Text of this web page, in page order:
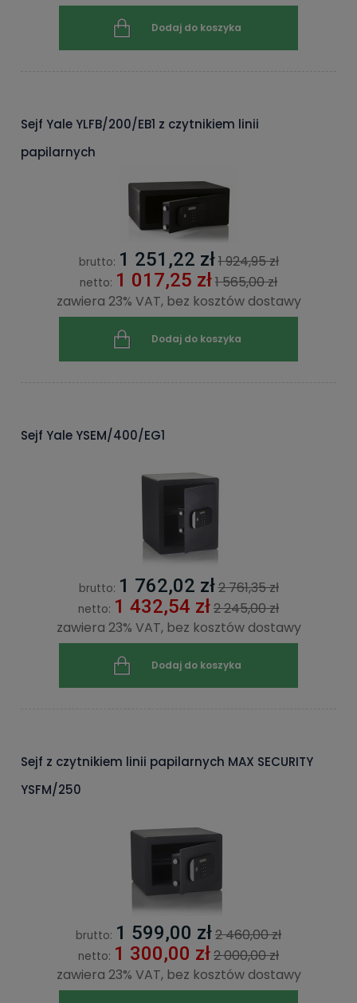
Dodaj do koszyka
Sejf Yale YLFB/200/EB1 z czytnikiem linii
papilarnych
brutto: 1 251,22 zł1 924,95 zł
netto: 1 017,25 zł1 565,00 zł
zawiera 23% VAT, bez kosztów dostawy
Dodaj do koszyka
Sejf Yale YSEM/400/EG1
brutto: 1 762,02 zł2 761,35 zł
netto: 1 432,54 zł2 245,00 zł
zawiera 23% VAT, bez kosztów dostawy
Dodaj do koszyka
Sejf z czytnikiem linii papilarnych MAX SECURITY
YSFM/250
brutto: 1 599,00 zł2 460,00 zł
netto: 1 300,00 zł2 000,00 zł
zawiera 23% VAT, bez kosztów dostawy